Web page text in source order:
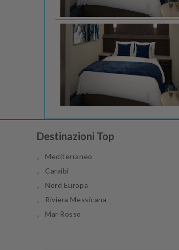
Destinazioni Top
Mediterraneo
Caraibi
Nord Europa
Riviera Messicana
Mar Rosso